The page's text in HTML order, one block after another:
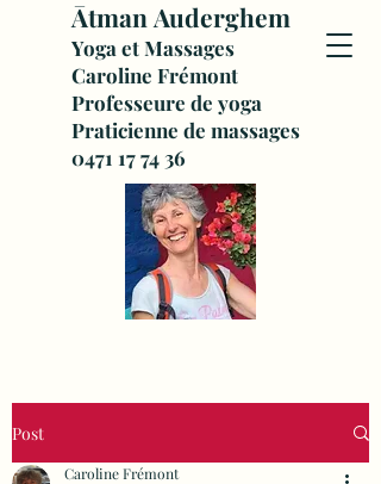
Ātman Auderghem
Yoga et Massages
Caroline Frémont
Professeure de yoga
Praticienne de massages
0471 17 74 36
Post
Caroline Frémont